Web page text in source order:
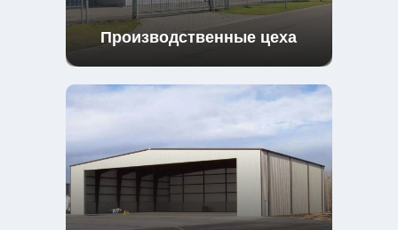
Производственные цеха